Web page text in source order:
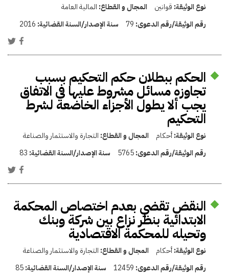
نوع الوثيقة: قوانين المجال و القطاع: المالية العامة
رقم الوثيقة/رقم الدعوى: 79 سنة الإصدار/السنة القضائية: 2016
الحكم ببطلان حكم التحكيم بسبب
تجاوزه مسائل مشروط عليها في الاتفاق
يجب ألا يطول الأجزاء الخاضعة لشرط
التحكيم
نوع الوثيقة:أحكام المجال و القطاع: التجارة والاستثمار والصناعة
رقم الوثيقة/رقم الدعوى:5765 سنة الإصدار/السنة القضائية: 83
النقض تقضي بعدم اختصاص المحكمة
الابتدائية بنظر نزاع بين شركة وبنك
وتحيله للمحكمة الاقتصادية
نوع الوثيقة:أحكام المجال و القطاع: التجارة والاستثمار والصناعة
رقم الوثيقة/رقم الدعوى: 12459 سنة الإصدار/السنة القضائية:85